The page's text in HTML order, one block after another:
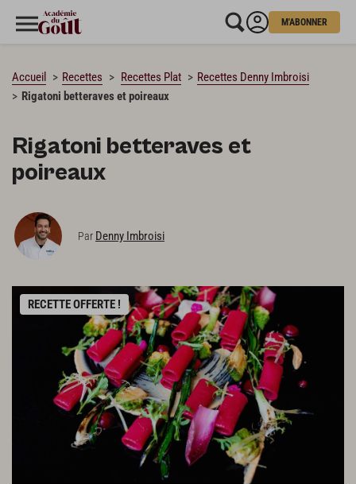
M'ABONNER
Accueil Recettes Recettes Plat
Recettes Denny Imbroisi
Rigatoni betteraves et poireaux
Rigatoni betteraves et
poireaux
Par Denny Imbroisi
RECETTE OFFERTE !
CHARGEMENT…